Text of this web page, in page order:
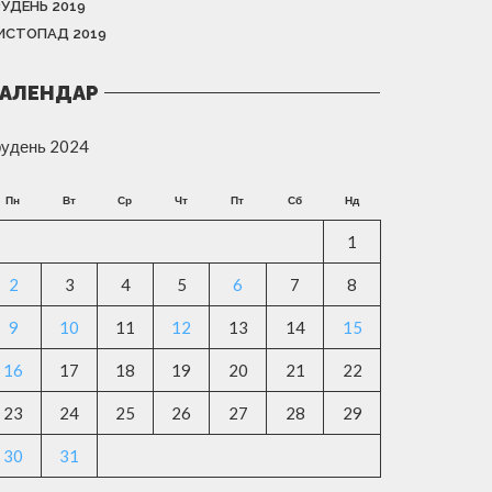
2019
2019
2024
Пн Вт Ср Чт Пт Сб Нд
1
2 3 4 5 6 7 8
9 10 11 12 13 14 15
16 17 18 19 20 21 22
23 24 25 26 27 28 29
30 31